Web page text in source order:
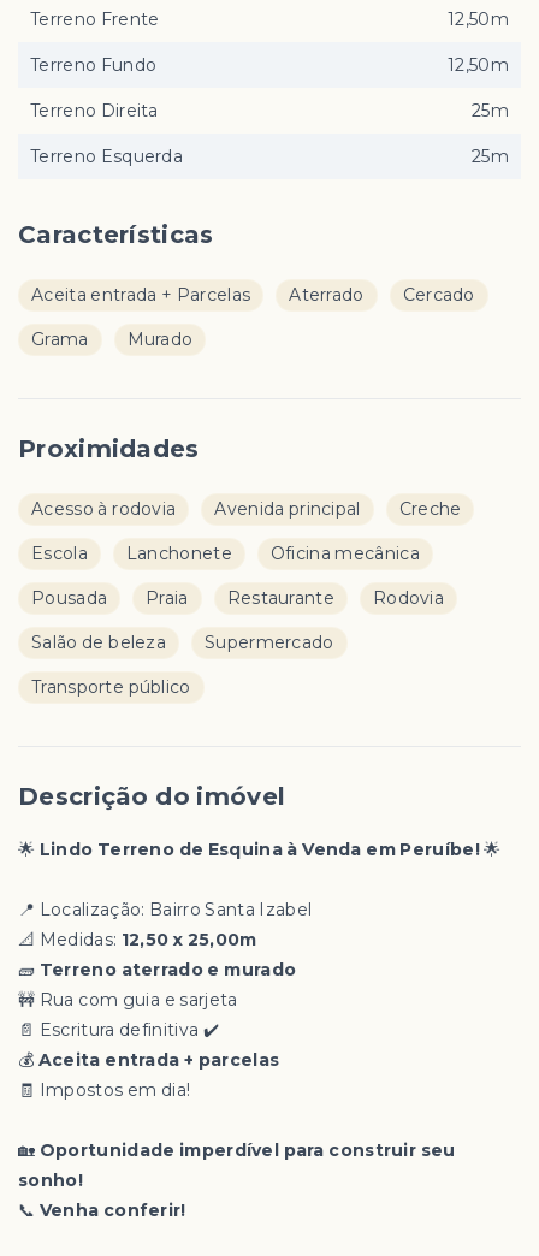
Características
Aceita entrada + Parcelas Aterrado Cercado
Grama Murado
Proximidades
Acesso à rodovia Avenida principal Creche
Escola Lanchonete Oficina mecânica
Pousada Praia Restaurante Rodovia
Salão de beleza Supermercado
Transporte público
Descrição do imóvel
🌟 Lindo Terreno de Esquina à Venda em Peruíbe!🌟
📍 Localização: Bairro Santa Izabel
📐 Medidas: 12,50 x 25,00m
🧱 Terreno aterrado e murado
🚧 Rua com guia e sarjeta
📄 Escritura definitiva ✔️
💰 Aceita entrada + parcelas
🧾 Impostos em dia!
🏡 Oportunidade imperdível para construir seu
sonho!
📞 Venha conferir!
Terreno Frente 12,50m
Terreno Fundo 12,50m
Terreno Direita 25m
Terreno Esquerda 25m